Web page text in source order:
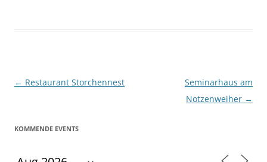
Beitragsnavigation
← Restaurant Storchennest
Seminarhaus am
Notzenweiher →
KOMMENDE EVENTS